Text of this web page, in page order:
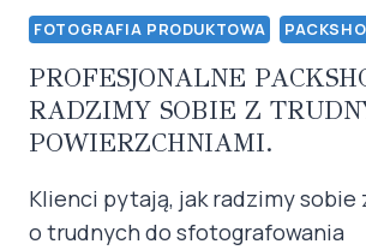
FOTOGRAFIA PRODUKTOWA
PROFESJONALNE
RADZIMY SOBIE Z
POWIERZCHNIAMI.
Klienci pytają, jak radzimy sobie
o trudnych do sfotografowania